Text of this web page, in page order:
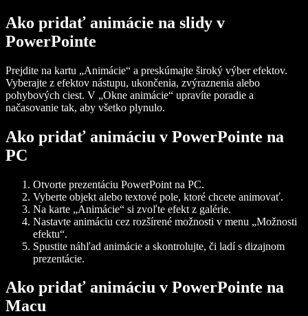
Ako pridať animácie na slidy v
PowerPointe
Prejdite na kartu „Animácie“ a preskúmajte široký výber efektov.
Vyberajte z efektov nástupu, ukončenia, zvýraznenia alebo
pohybových ciest. V „Okne animácie“ upravíte poradie a
načasovanie tak, aby všetko plynulo.
Ako pridať animáciu v PowerPointe na
PC
Otvorte prezentáciu PowerPoint na PC.
Vyberte objekt alebo textové pole, ktoré chcete animovať.
Na karte „Animácie“ si zvoľte efekt z galérie.
Nastavte animáciu cez rozšírené možnosti v menu „Možnosti
efektu“.
Spustite náhľad animácie a skontrolujte, či ladí s dizajnom
prezentácie.
Ako pridať animáciu v PowerPointe na
Macu